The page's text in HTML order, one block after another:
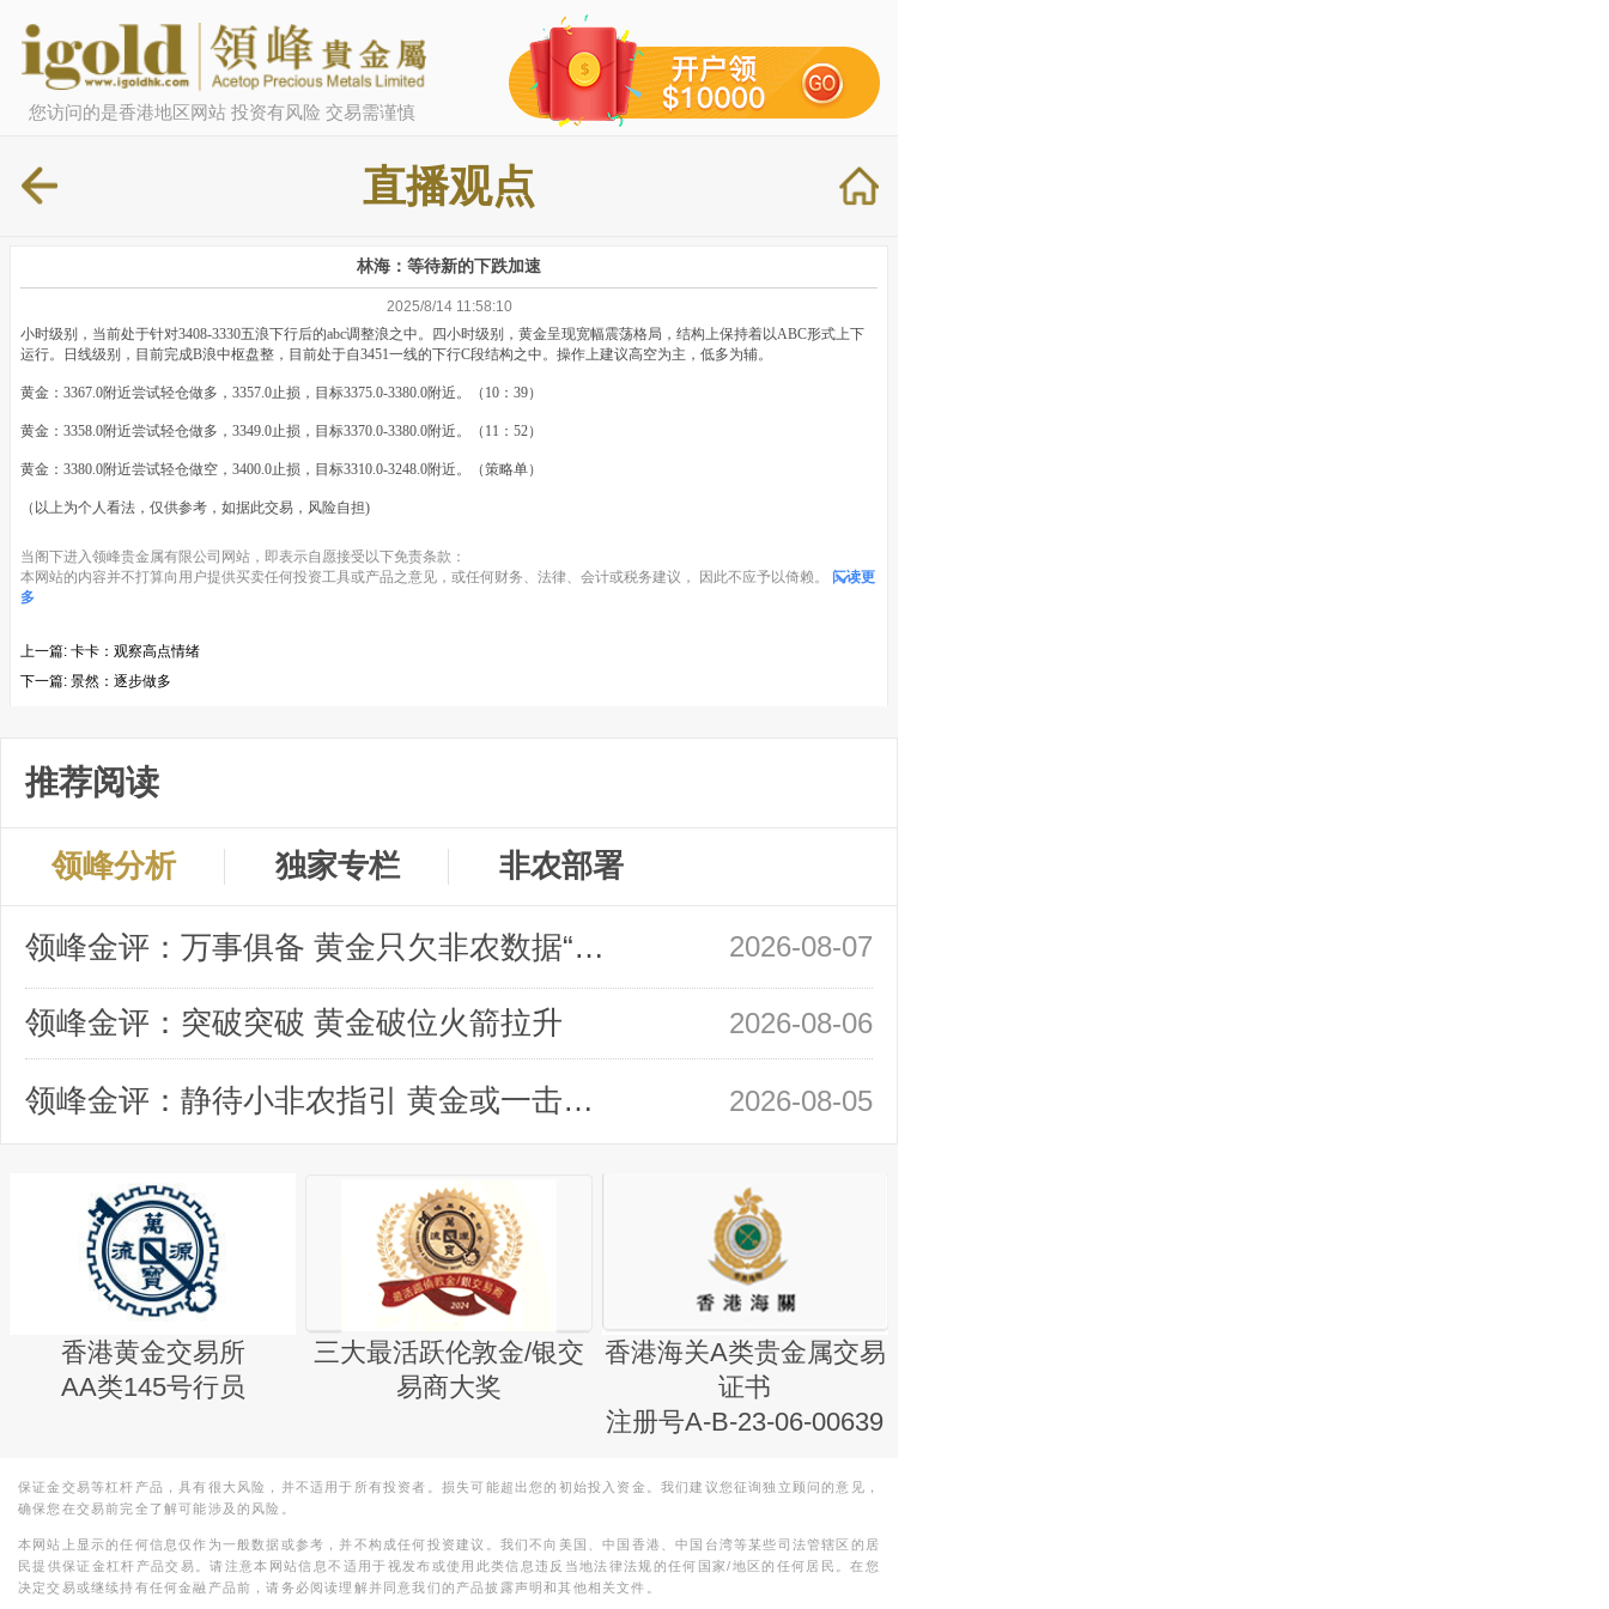
您访问的是香港地区网站 投资有风险 交易需谨慎
直播观点
林海：等待新的下跌加速
2025/8/14 11:58:10
小时级别，当前处于针对3408-3330五浪下行后的abc调整浪之中。四小时级别，黄金呈现宽幅震荡格局，结构上保持着以ABC形式上下
运行。日线级别，目前完成B浪中枢盘整，目前处于自3451一线的下行C段结构之中。操作上建议高空为主，低多为辅。
黄金：3367.0附近尝试轻仓做多，3357.0止损，目标3375.0-3380.0附近。（10：39）
黄金：3358.0附近尝试轻仓做多，3349.0止损，目标3370.0-3380.0附近。（11：52）
黄金：3380.0附近尝试轻仓做空，3400.0止损，目标3310.0-3248.0附近。（策略单）
（以上为个人看法，仅供参考，如据此交易，风险自担)
当阁下进入领峰贵金属有限公司网站，即表示自愿接受以下免责条款：
本网站的内容并不打算向用户提供买卖任何投资工具或产品之意见，或任何财务、法律、会计或税务建议， 因此不应予以倚赖。
阅读更
多
上一篇: 卡卡：观察高点情绪
下一篇: 景然：逐步做多
推荐阅读
领峰分析 独家专栏 非农部署
领峰金评：万事俱备 黄金只欠非农数据“东风” 2026-08-07
领峰金评：突破突破 黄金破位火箭拉升 2026-08-06
领峰金评：静待小非农指引 黄金或一击破局 2026-08-05
香港黄金交易所
AA类145号行员
三大最活跃伦敦金/银交
易商大奖
香港海关A类贵金属交易
证书
注册号A-B-23-06-00639
保证金交易等杠杆产品，具有很大风险，并不适用于所有投资者。损失可能超出您的初始投入资金。我们建议您征询独立顾问的意见，
确保您在交易前完全了解可能涉及的风险。
本网站上显示的任何信息仅作为一般数据或参考，并不构成任何投资建议。我们不向美国、中国香港、中国台湾等某些司法管辖区的居
民提供保证金杠杆产品交易。请注意本网站信息不适用于视发布或使用此类信息违反当地法律法规的任何国家/地区的任何居民。在您
决定交易或继续持有任何金融产品前，请务必阅读理解并同意我们的产品披露声明和其他相关文件。